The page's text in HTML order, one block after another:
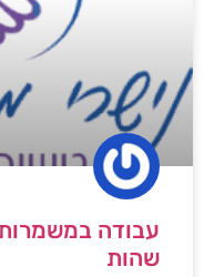
עבודה
שהות